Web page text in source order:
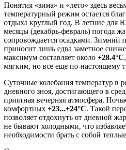
Понятия «зима» и «лето» здесь
температурный режим остается
отдыха круглый год. В летние для
месяцы (декабрь-февраль) погода
сопровождается осадками. Зимний
приносит лишь едва заметное
максимум составляет около +28.4°C
мягким, но все еще по-настоящему
Суточные колебания температур в
дневного зноя, достигающего в
приятная вечерняя атмосфера.
комфортных +23...+24°C. Такой
позволяет отдохнуть от дневной
не бывают холодными, что
необходимости брать с собой